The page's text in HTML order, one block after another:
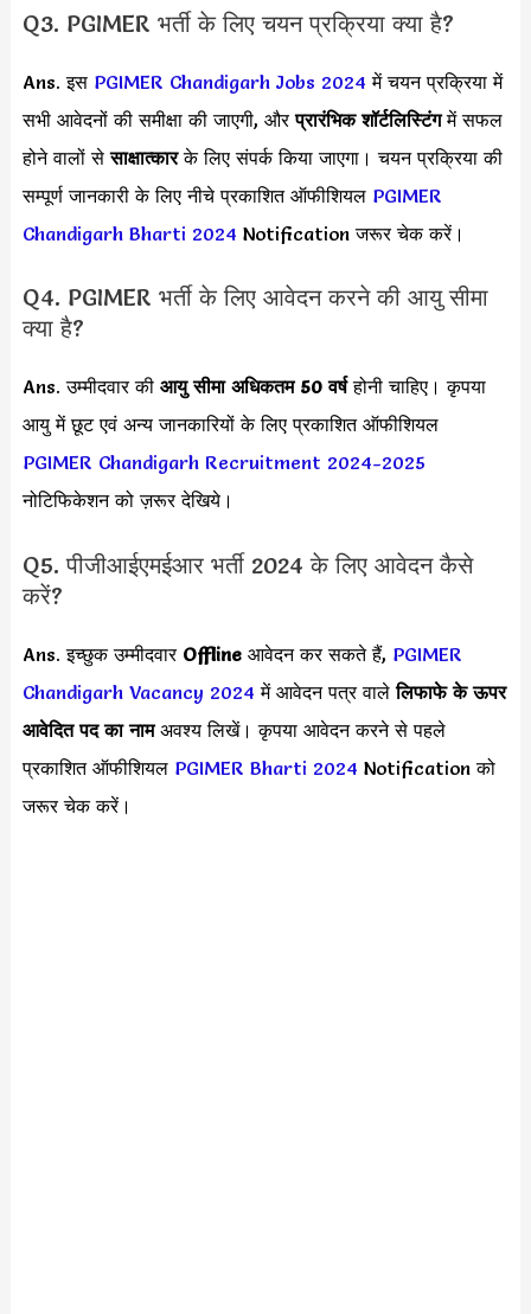
Q3. PGIMER भर्ती के लिए चयन प्रक्रिया क्या है?
Ans. इस PGIMER Chandigarh Jobs 2024 में चयन प्रक्रिया में
सभी आवेदनों की समीक्षा की जाएगी, औरप्रारंभिक शॉर्टलिस्टिंगमें सफल
होने वालों सेसाक्षात्कारके लिए संपर्क किया जाएगा। चयन प्रक्रिया की
सम्पूर्ण जानकारी के लिए नीचे प्रकाशित ऑफीशियल PGIMER
Chandigarh Bharti 2024 Notification जरूर चेक करें।
Q4. PGIMER भर्ती के लिए आवेदन करने की आयु सीमा
क्या है?
Ans. उम्मीदवार की आयु सीमा अधिकतम 50 वर्षहोनी चाहिए। कृपया
आयु में छूट एवं अन्य जानकारियों के लिए प्रकाशित ऑफीशियल
PGIMER Chandigarh Recruitment 2024-2025
नोटिफिकेशन को ज़रूर देखिये।
Q5. पीजीआईएमईआर भर्ती 2024 के लिए आवेदन कैसे
करें?
Ans. इच्छुक उम्मीदवार Offline आवेदन कर सकते हैं, PGIMER
Chandigarh Vacancy 2024 में आवेदन पत्र वालेलिफाफे के ऊपर
आवेदित पद का नामअवश्य लिखें। कृपया आवेदन करने से पहले
प्रकाशित ऑफीशियल PGIMER Bharti 2024 Notification को
जरूर चेक करें।